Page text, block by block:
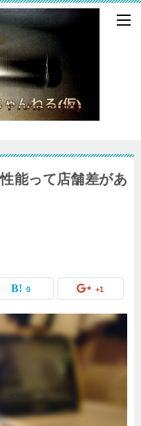
能って店舗差があ
0 +1